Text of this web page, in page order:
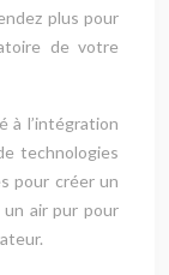
plus pour
de votre
à l’intégration
technologies
pour créer un
un air pur pour